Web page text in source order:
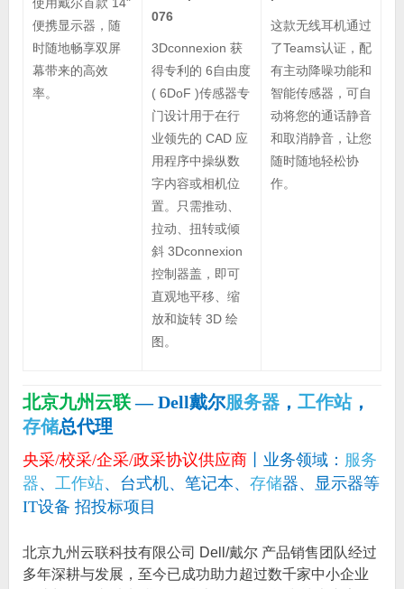
使用戴尔首款 14"
便携显示器，随
时随地畅享双屏
幕带来的高效
率。
076
3Dconnexion 获
得专利的 6自由度
( 6DoF )传感器专
门设计用于在行
业领先的 CAD 应
用程序中操纵数
字内容或相机位
置。只需推动、
拉动、扭转或倾
斜 3Dconnexion
控制器盖，即可
直观地平移、缩
放和旋转 3D 绘
图。
这款无线耳机通过
了Teams认证，配
有主动降噪功能和
智能传感器，可自
动将您的通话静音
和取消静音，让您
随时随地轻松协
作。
北京九州云联— Dell戴尔服务器， 工作站，
存储总代理
央采/校采/企采/政采协议供应商丨业务领域： 服务
器、 工作站、台式机、笔记本、 存储器、显示器等
IT设备 招投标项目
北京九州云联科技有限公司 Dell/戴尔 产品销售团队经过
多年深耕与发展，至今已成功助力超过数千家中小企业